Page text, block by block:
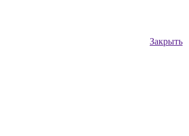
Закрыть